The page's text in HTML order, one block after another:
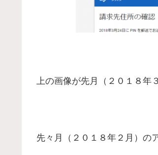
上の画像が先月（２０１８年
先々月（２０１８年２月）の